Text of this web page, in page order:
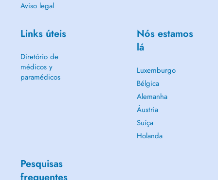
Aviso legal
Links úteis
Diretório de
médicos y
paramédicos
Nós estamos
lá
Luxemburgo
Bélgica
Alemanha
Áustria
Suíça
Holanda
Pesquisas